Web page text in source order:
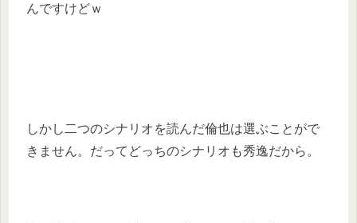
んですけどｗ
しかし二つのシナリオを読んだ倫也は選ぶことがで
きません。だってどっちのシナリオも秀逸だから。